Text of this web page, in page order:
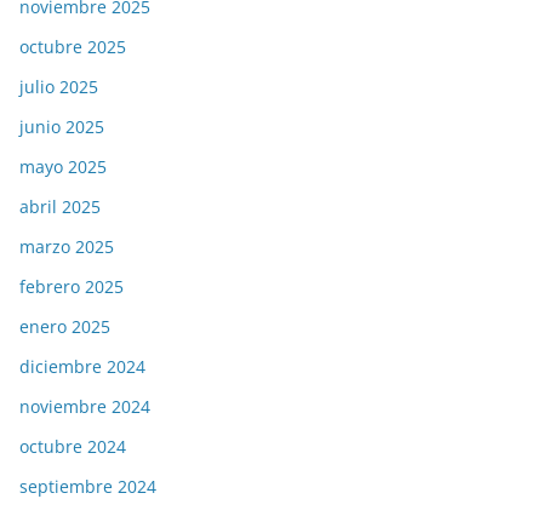
noviembre 2025
octubre 2025
julio 2025
junio 2025
mayo 2025
abril 2025
marzo 2025
febrero 2025
enero 2025
diciembre 2024
noviembre 2024
octubre 2024
septiembre 2024